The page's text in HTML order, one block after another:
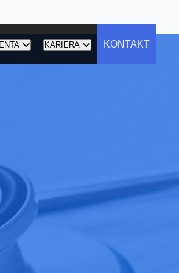
KARIERA KONTAKT